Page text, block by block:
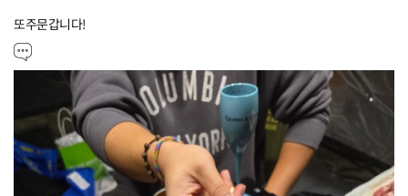
또주문갑니다!